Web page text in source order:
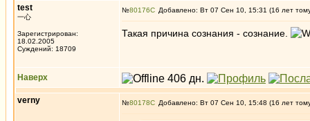
test
一心
Зарегистрирован:
18.02.2005
Суждений: 18709
№80176 Добавлено: Вт 07 Сен 10, 15:31 (16 лет
Такая причина сознания - сознание.
Наверх
verny №80178 Добавлено: Вт 07 Сен 10, 15:48 (16 лет